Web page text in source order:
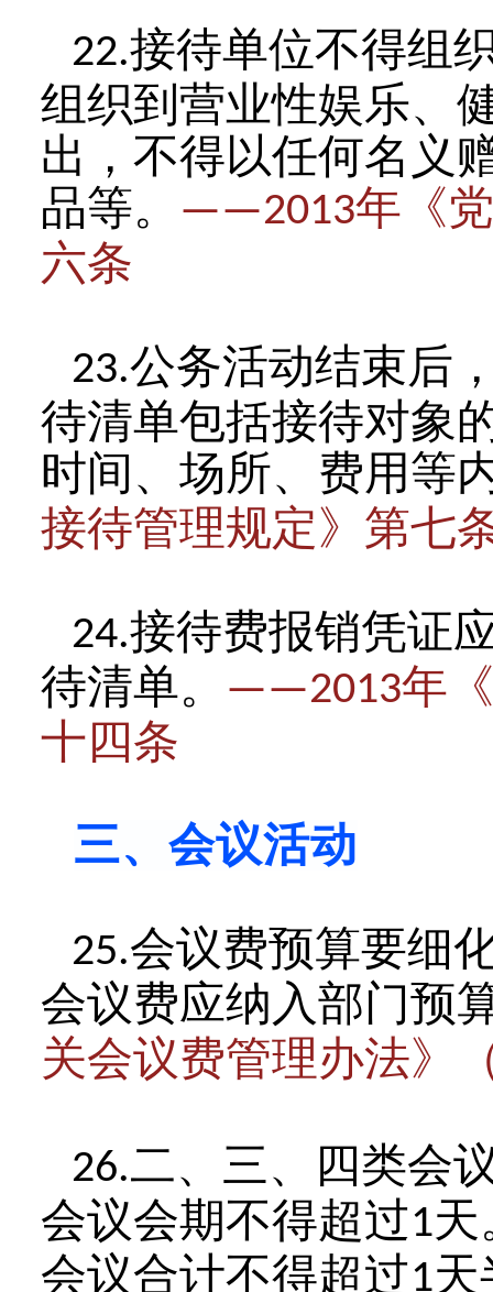
22.接待单位不得组
组织到营业性娱乐、
出，不得以任何名义
品等。
——2013年《
六条
23.公务活动结束后
待清单包括接待对象
时间、场所、费用等
接待管理规定》第七
24.接待费报销凭证
待清单。
——2013年
十四条
三、会议活动
25.会议费预算要细
会议费应纳入部门预
关会议费管理办法》
26.二、三、四类会
会议会期不得超过1
会议合计不得超过1